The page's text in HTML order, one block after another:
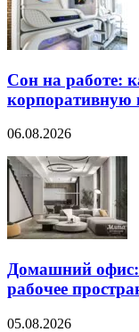
Сон на работе:
корпоративную
06.08.2026
Домашний офис:
рабочее
05.08.2026